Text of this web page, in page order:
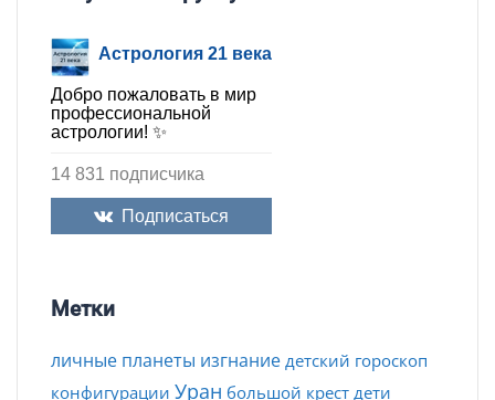
Астрология 21 века
Добро пожаловать в мир
профессиональной
астрологии! ✨
14 831 подписчика
Подписаться
Метки
личные планеты изгнание детский гороскоп
конфигурации Уран большой крест дети